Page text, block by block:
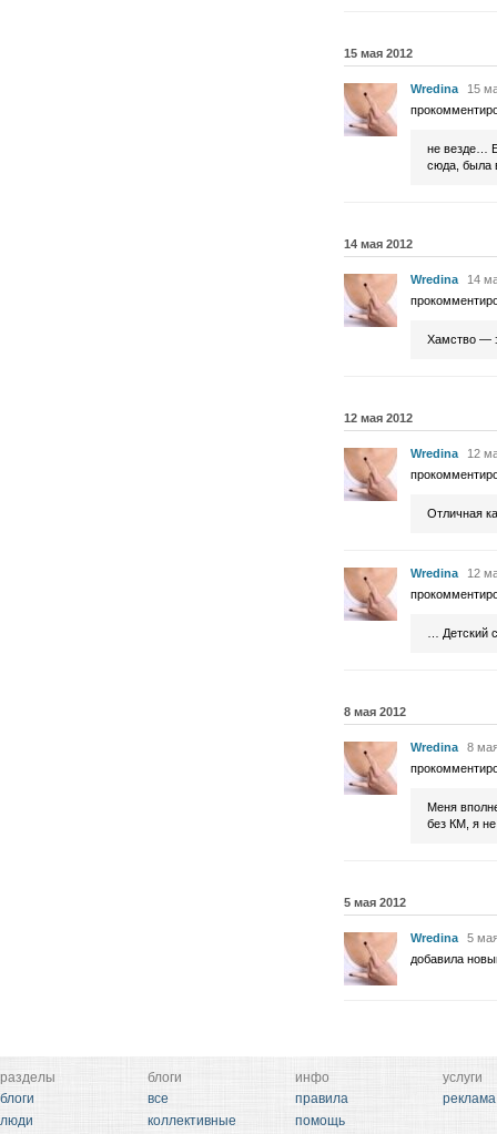
15 мая 2012
Wredina
15
не везде…
сюда, была
14 мая 2012
Wredina
14
Хамство —
12 мая 2012
Wredina
12
Отличная
Wredina
12
… Детский
8 мая 2012
Wredina
8
Меня
без КМ, я
5 мая 2012
Wredina
5
добавила
разделы
блоги
люди
блоги
все
коллективные
инфо
правила
помощь
услуги
реклама